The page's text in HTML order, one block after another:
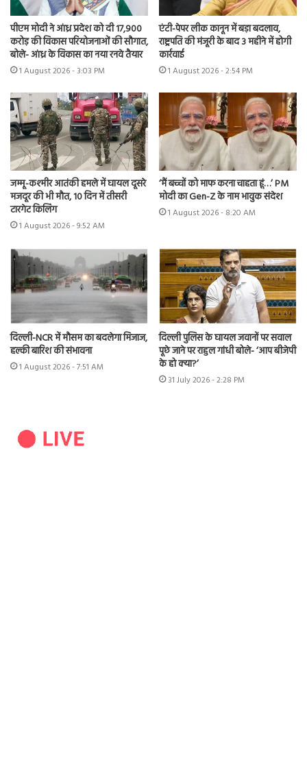
पीएम मोदी ने आंध्र प्रदेश को दी 17,900
करोड़ की विकास परियोजनाओं की सौगात,
बोले- आंध्र के विकास का नया रनवे तैयार
1 August 2026 - 3:03 PM
एंटी-पेपर लीक कानून में बड़ा बदलाव,
राष्ट्रपति की मंजूरी के बाद 3 महीने में होगी
कार्रवाई
1 August 2026 - 2:54 PM
जम्मू-कश्मीर आतंकी हमले में घायल दूसरे
मजदूर की भी मौत, 10 दिन में तीसरी
टारगेट किलिंग
1 August 2026 - 9:52 AM
‘मैं बच्चों को माफ करना चाहता हूं…’ PM
मोदी का Gen-Z के नाम भावुक संदेश
1 August 2026 - 8:20 AM
दिल्ली-NCR में मौसम का बदलेगा मिजाज,
हल्की बारिश की संभावना
1 August 2026 - 7:51 AM
दिल्ली पुलिस के घायल जवानों पर सवाल
पूछे जाने पर राहुल गांधी बोले- ‘आप बीजेपी
के हो क्या?’
31 July 2026 - 2:28 PM